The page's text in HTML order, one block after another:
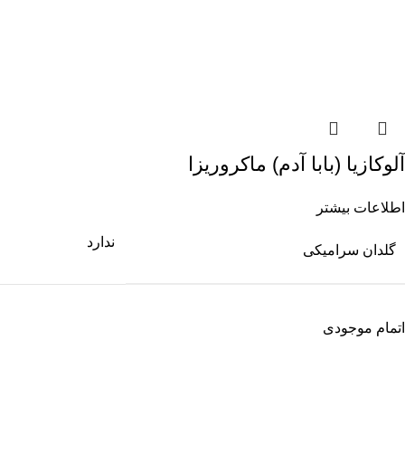
آلوکازیا (بابا آدم) ماکروریزا
اطلاعات بیشتر
گلدان سرامیکی
ندارد
اتمام موجودی